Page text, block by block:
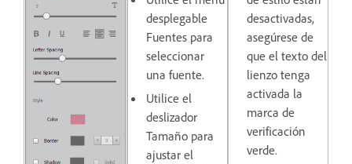
desplegable
Fuentes para
seleccionar
una fuente.
Utilice el
deslizador
Tamaño para
ajustar el
desactivadas,
asegúrese de
que el texto del
lienzo tenga
activada la
marca de
verificación
verde.